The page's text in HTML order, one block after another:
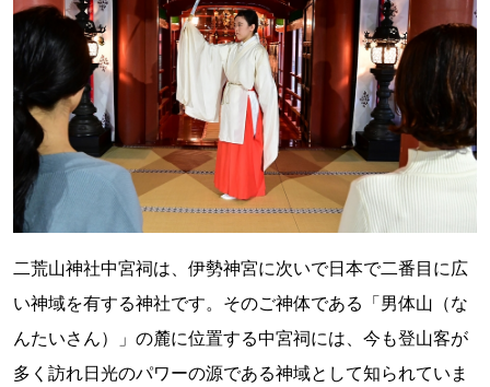
二荒山神社中宮祠は、伊勢神宮に次いで日本で二番目に広
い神域を有する神社です。そのご神体である「男体山（な
んたいさん）」の麓に位置する中宮祠には、今も登山客が
多く訪れ日光のパワーの源である神域として知られていま